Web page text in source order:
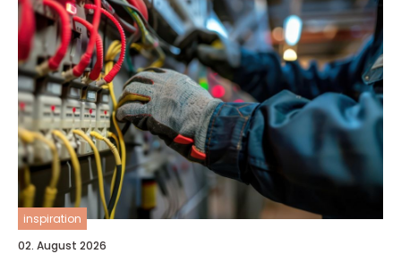
inspiration
02. August 2026